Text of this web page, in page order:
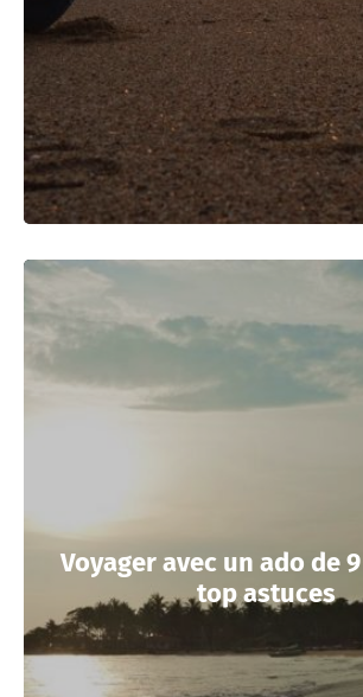
Voyager avec un ado de
top astuces